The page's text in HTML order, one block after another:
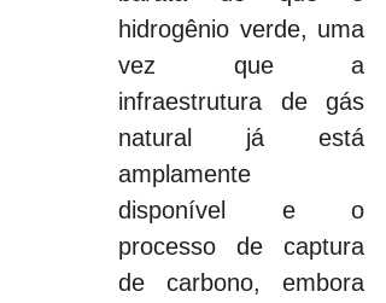
hidrogênio verde, uma
vez que a
infraestrutura de gás
natural já está
amplamente
disponível e o
processo de captura
de carbono, embora